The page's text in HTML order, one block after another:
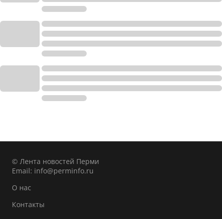
© Лента новостей Перми
Email: info@perminfo.ru
О нас
Контакты